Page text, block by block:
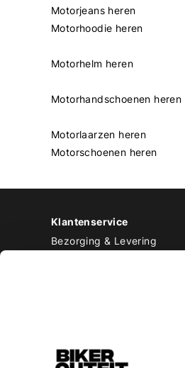
Motorjeans heren
Motorhoodie heren
Motorhelm heren
Motorhandschoenen heren
Motorlaarzen heren
Motorschoenen heren
Klantenservice
Bezorging & Levering
Privacy Policy